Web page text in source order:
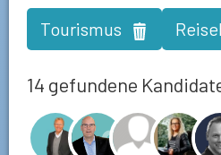
Tourismus
14 gefundene